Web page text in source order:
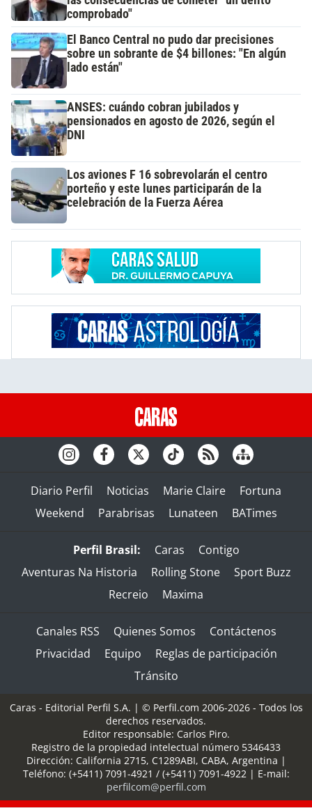
comprobado"
El Banco Central no pudo dar precisiones
sobre un sobrante de $4 billones: "En algún
lado están"
ANSES: cuándo cobran jubilados y
pensionados en agosto de 2026, según el
DNI
Los aviones F 16 sobrevolarán el centro
porteño y este lunes participarán de la
celebración de la Fuerza Aérea
Diario Perfil Noticias Marie Claire
Fortuna
Weekend
Parabrisas Lunateen BATimes
Perfil Brasil: Caras
Contigo
Aventuras Na Historia
Rolling Stone
Sport Buzz
Recreio
Maxima
Canales RSS Quienes Somos
Contáctenos
Privacidad
Equipo
Reglas de participación
Tránsito
Caras - Editorial Perfil S.A. | © Perfil.com 2006-2026 - Todos los
derechos reservados.
Editor responsable: Carlos Piro.
Registro de la propiedad intelectual número 5346433
Dirección: California 2715, C1289ABI, CABA, Argentina |
Teléfono: (+5411) 7091-4921 / (+5411) 7091-4922 | E-mail:
perfilcom@perfil.com